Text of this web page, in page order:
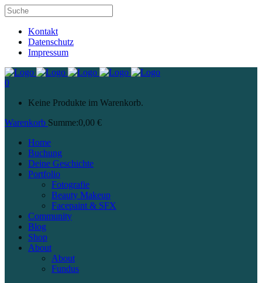
Kontakt
Datenschutz
Impressum
0
Keine Produkte im Warenkorb.
Warenkorb Summe:0,00 €
Home
Buchung
Deine Geschichte
Portfolio
Fotografie
Beauty Makeup
Facepaint & SFX
Community
Blog
Shop
About
About
Fundus